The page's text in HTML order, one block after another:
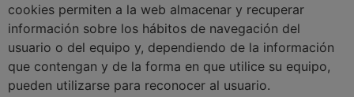
cookies permiten a la web almacenar y recuperar
información sobre los hábitos de navegación del
usuario o del equipo y, dependiendo de la información
que contengan y de la forma en que utilice su equipo,
pueden utilizarse para reconocer al usuario.